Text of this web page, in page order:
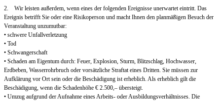
2. Wir leisten außerdem, wenn eines der folgenden Ereignisse unerwartet eintritt. Das
Ereignis betrifft Sie oder eine Risikoperson und macht Ihnen den planmäßigen Besuch der
Veranstaltung unzumutbar:
• schwere Unfallverletzung
• Tod
• Schwangerschaft
• Schaden am Eigentum durch: Feuer, Explosion, Sturm, Blitzschlag, Hochwasser,
Erdbeben, Wasserrohrbruch oder vorsätzliche Straftat eines Dritten. Sie müssen zur
Aufklärung vor Ort sein oder die Beschädigung ist erheblich. Als erheblich gilt die
Beschädigung, wenn die Schadenhöhe € 2.500,– übersteigt.
• Umzug aufgrund der Aufnahme eines Arbeits- oder Ausbildungsverhältnisses. Die